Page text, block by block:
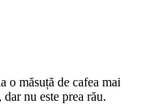
o măsuță de cafea mai
nu este prea rău.